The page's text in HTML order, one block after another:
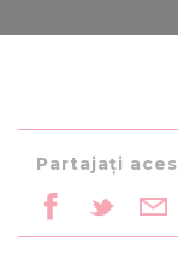
Partajați